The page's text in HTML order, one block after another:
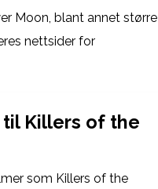
Moon, blant annet større
nettsider for
Killers of the
som Killers of the